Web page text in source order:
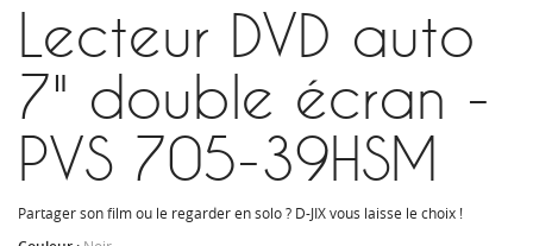
Lecteur DVD auto
7" double écran -
PVS 705-39HSM
Partager son film ou le regarder en solo ? D-JIX vous laisse le choix !